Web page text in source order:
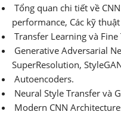
Tổng quan chi tiết về
performance, Các kỹ
Transfer Learning và Fine
Generative Adversarial
SuperResolution,
Autoencoders.
Neural Style Transfer và
Modern CNN